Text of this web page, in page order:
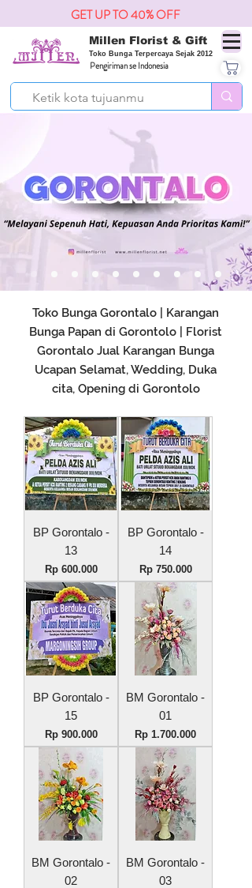
Millen Florist & Gift
Toko Bunga Terpercaya Sejak 2012
Pengiriman se Indonesia
GET UP TO 40% OFF
Toko Bunga Gorontalo | Karangan
Bunga Papan di Gorontolo | Florist
Gorontalo Jual Karangan Bunga
Ucapan Selamat, Wedding, Duka
cita, Opening di Gorontolo
BP Gorontalo -
13
Harga
Rp 600.000
BP Gorontalo -
14
Harga
Rp 750.000
BP Gorontalo -
15
Harga
Rp 900.000
BM Gorontalo -
01
Harga
Rp 1.700.000
BM Gorontalo -
02
BM Gorontalo -
03